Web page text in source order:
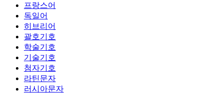
프랑스어
독일어
히브리어
괄호기호
학술기호
기술기호
첨자기호
라틴문자
러시아문자